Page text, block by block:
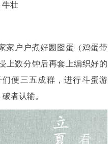
牛壮
家户户煮好囫囵蛋（鸡蛋带
上数分钟后再套上编织好的
便三五成群，进行斗蛋游
者认输。